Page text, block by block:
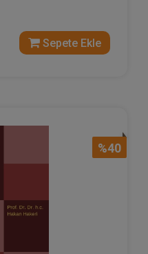
Sepete Ekle
%40